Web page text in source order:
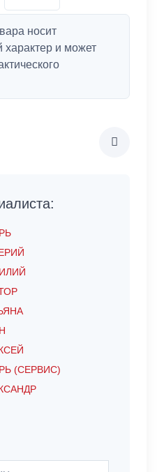
носит
характер и может
(СЕРВИС)